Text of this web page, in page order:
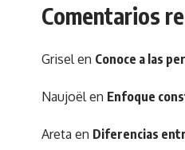
Comentarios
Griselen Conoce a las
Naujoëlen Enfoque
Areta en Diferencias